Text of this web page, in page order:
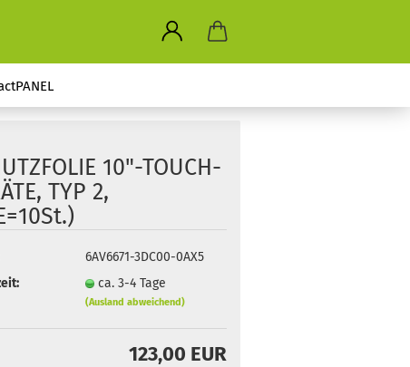
10"-TOUCH-
TYP 2,
6AV6671-3DC00-0AX5
ca. 3-4 Tage
(Ausland abweichend)
123,00 EUR